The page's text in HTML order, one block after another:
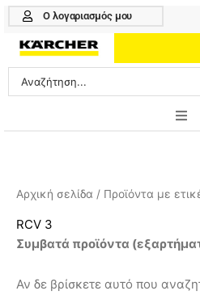
Μετάβαση
περιεχόμενο
Ο λογαριασμός μου
Search
...
PROFESSIONAL
ΑΞΕΣΟΥΑΡ
ΚΑΘΑΡΙΣΤΙΚΑ
Αρχική σελίδα / Προϊόντα με
RCV 3
Συμβατά προϊόντα
Αν δε βρίσκετε αυτό που